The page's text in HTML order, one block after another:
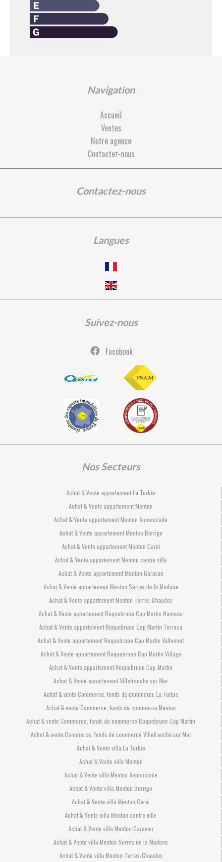
Navigation
Accueil
Ventes
Notre agence
Contactez-nous
Contactez-nous
Langues
Suivez-nous
Facebook
Nos Secteurs
Achat & Vente appartement La Turbie
Achat & Vente appartement Menton
Achat & Vente appartement Menton Annonciade
Achat & Vente appartement Menton Borrigo
Achat & Vente appartement Menton Carei
Achat & Vente appartement Menton centre ville
Achat & Vente appartement Menton Garavan
Achat & Vente appartement Menton Serres de la Madone
Achat & Vente appartement Menton Terres-Chaudes
Achat & Vente appartement Roquebrune Cap Martin Hameau
Achat & Vente appartement Roquebrune Cap Martin Torraca
Achat & Vente appartement Roquebrune Cap Martin Vallonnet
Achat & Vente appartement Roquebrune Cap Martin Village
Achat & Vente appartement Roquebrune Cap-Martin
Achat & Vente appartement Villefranche sur Mer
Achat & vente Commerce, fonds de commerce La Turbie
Achat & vente Commerce, fonds de commerce Menton
Achat & vente Commerce, fonds de commerce Roquebrune Cap Martin
Achat & vente Commerce, fonds de commerce Villefranche sur Mer
Achat & Vente villa La Turbie
Achat & Vente villa Menton
Achat & Vente villa Menton Annonciade
Achat & Vente villa Menton Borrigo
Achat & Vente villa Menton Carei
Achat & Vente villa Menton centre ville
Achat & Vente villa Menton Garavan
Achat & Vente villa Menton Serres de la Madone
Achat & Vente villa Menton Terres-Chaudes